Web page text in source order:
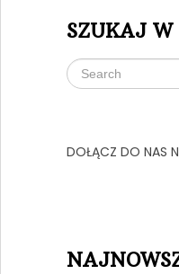
SZUKAJ W
DOŁĄCZ DO NAS